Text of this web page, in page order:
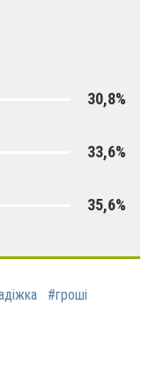
30,8%
33,6%
35,6%
#гроші